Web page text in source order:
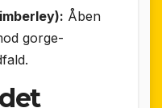
Åben
gorge-